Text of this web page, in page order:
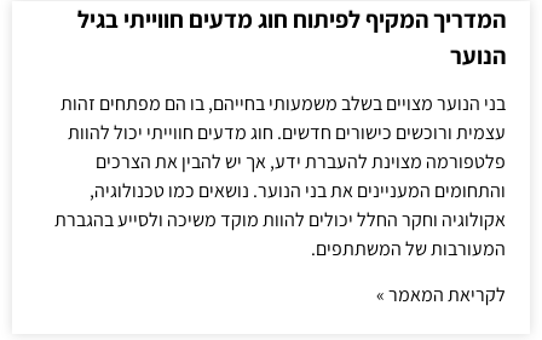
המדריך המקיף לפיתוח חוג מדעים חווייתי בגיל
הנוער
בני הנוער מצויים בשלב משמעותי בחייהם, בו הם מפתחים זהות
עצמית ורוכשים כישורים חדשים. חוג מדעים חווייתי יכול להוות
פלטפורמה מצוינת להעברת ידע, אך יש להבין את הצרכים
והתחומים המעניינים את בני הנוער. נושאים כמו טכנולוגיה,
אקולוגיה וחקר החלל יכולים להוות מוקד משיכה ולסייע בהגברת
המעורבות של המשתתפים.
לקריאת המאמר »